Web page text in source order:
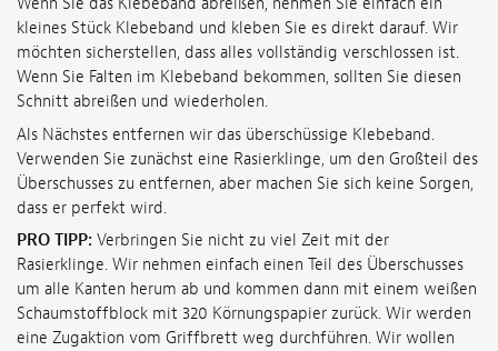
kleines Stück Klebeband und kleben Sie es direkt darauf. Wir
möchten sicherstellen, dass alles vollständig verschlossen ist.
Wenn Sie Falten im Klebeband bekommen, sollten Sie diesen
Schnitt abreißen und wiederholen.
Als Nächstes entfernen wir das überschüssige Klebeband.
Verwenden Sie zunächst eine Rasierklinge, um den Großteil des
Überschusses zu entfernen, aber machen Sie sich keine Sorgen,
dass er perfekt wird.
PRO TIPP: Verbringen Sie nicht zu viel Zeit mit der
Rasierklinge. Wir nehmen einfach einen Teil des Überschusses
um alle Kanten herum ab und kommen dann mit einem weißen
Schaumstoffblock mit 320 Körnungspapier zurück. Wir werden
eine Zugaktion vom Griffbrett weg durchführen. Wir wollen